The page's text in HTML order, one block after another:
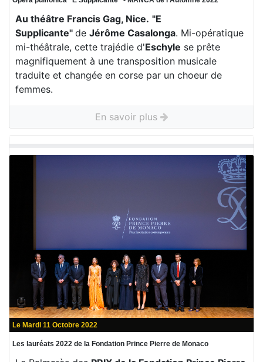
Au théâtre Francis Gag, Nice. "E
Supplicante" de Jérôme Casalonga. Mi-opératique
mi-théâtrale, cette trajédie d'Eschyle se prête
magnifiquement à une transposition musicale
traduite et changée en corse par un choeur de
femmes.
En savoir plus
Le Mardi 11 Octobre 2022
Les lauréats 2022 de la Fondation Prince Pierre de Monaco